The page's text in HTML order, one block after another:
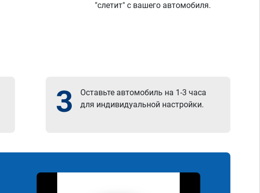
"слетит" с вашего автомобиля.
3
Оставьте автомобиль на 1-3 часа
для индивидуальной настройки.